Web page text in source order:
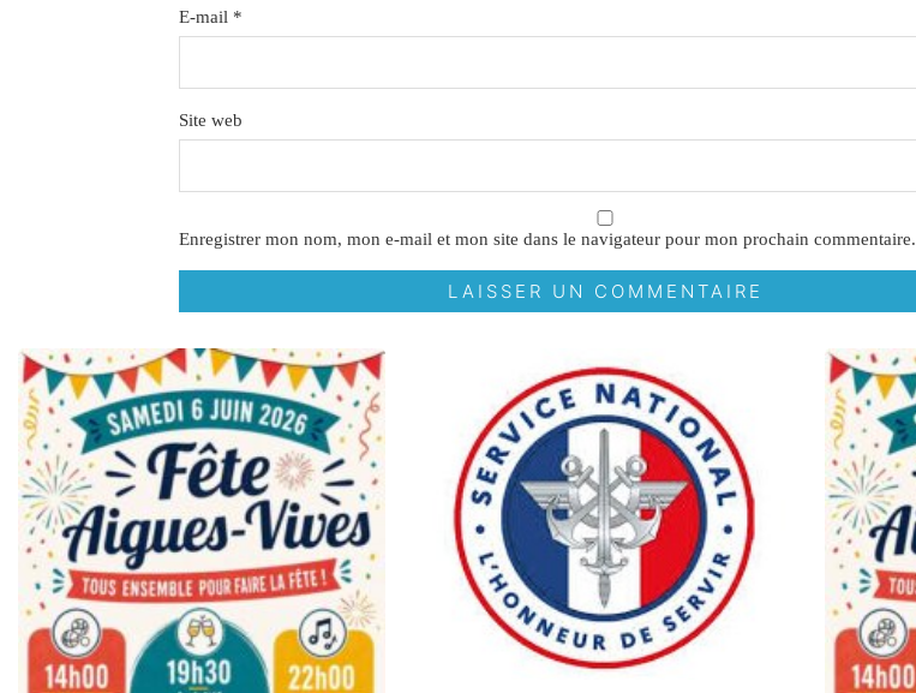
E-mail *
Site web
Enregistrer mon nom, mon e-mail et mon site dans le navigateur pour mon prochain commentaire.